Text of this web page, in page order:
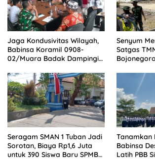
Jaga Kondusivitas Wilayah,
Babinsa Koramil 0908-
02/Muara Badak Dampingi
Warga
Senyum
Satgas
Seragam SMAN 1 Tuban Jadi
Sorotan, Biaya Rp1,6 Juta
untuk 390 Siswa Baru SPMB
Tanamkan
Babinsa
Latih PBB